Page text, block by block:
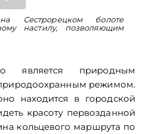
Сестрорецком болоте
настилу, позволяющим
является природным
режимом.
находится в городской
красоту первозданной
кольцевого маршрута по